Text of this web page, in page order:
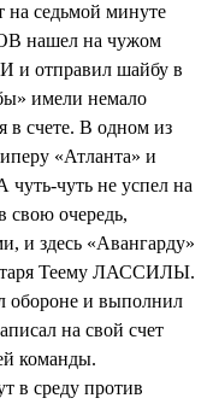
на седьмой минуте
нашел на чужом
и отправил шайбу в
имели немало
в счете. В одном из
«Атланта» и
чуть не успел на
свою очередь,
и здесь «Авангарду»
Теему ЛАССИЛЫ.
обороне и выполнил
на свой счет
команды.
в среду против